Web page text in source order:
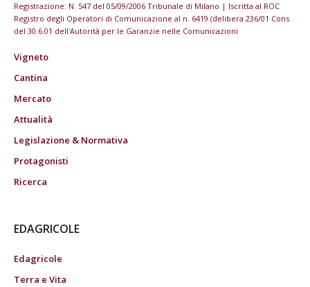
Registrazione: N. 547 del 05/09/2006 Tribunale di Milano | Iscritta al ROC
Registro degli Operatori di Comunicazione al n. 6419 (delibera 236/01 Cons
del 30.6.01 dell'Autorità per le Garanzie nelle Comunicazioni
Vigneto
Cantina
Mercato
Attualità
Legislazione & Normativa
Protagonisti
Ricerca
EDAGRICOLE
Edagricole
Terra e Vita